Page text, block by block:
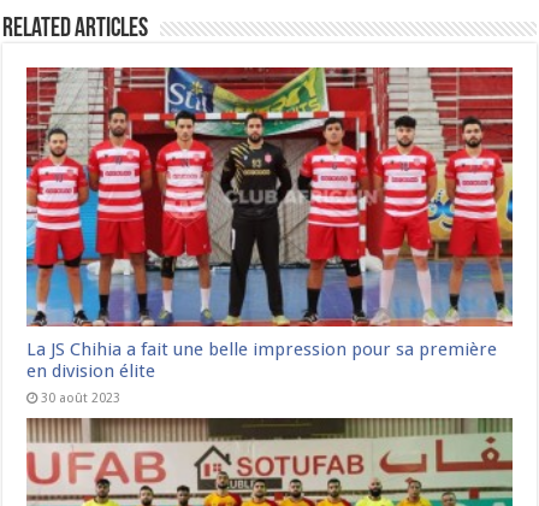
Related Articles
La JS Chihia a fait une belle impression pour sa première
en division élite
30 août 2023